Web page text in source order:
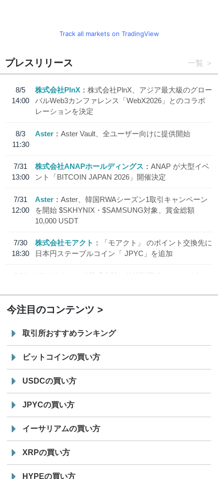
Track all markets on TradingView
プレスリリース 一覧
8/5
14:00
株式会社PlnX
株式会社PlnX、アジア最大級のグロー
バルWeb3カンファレンス「WebX2026」とのコラボ
レーションを決定
8/3
11:30
Aster Aster Vault、全ユーザー向けに提供開始
7/31
13:00
株式会社ANAPホールディングス
ANAP が大型イベ
ント「BITCOIN JAPAN 2026」開催決定
7/31
12:00
Aster
Aster、韓国RWAシーズン1取引キャンペーン
を開始 $SKHYNIX・$SAMSUNG対象、賞金総額
10,000 USDT
7/30
18:30
株式会社モアクト
「モアクト」 のポイント交換先に
日本円ステーブルコイン「 JPYC」を追加
7/29
SBI VCトレード株式会社
信託型円建てステーブル
今注目のコンテンツ
取引所おすすめランキング
ビットコインの買い方
USDCの買い方
JPYCの買い方
イーサリアムの買い方
XRPの買い方
HYPEの買い方